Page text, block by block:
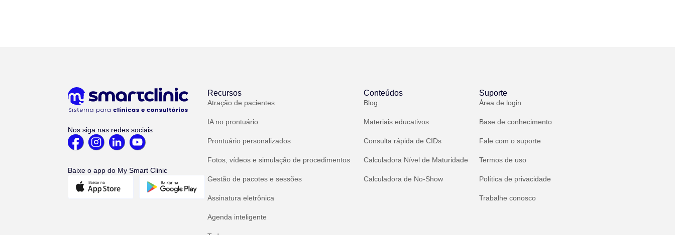
Nos siga nas redes sociais
Baixe o app do My Smart Clinic
Recursos
Atração de pacientes
IA no prontuário
Prontuário personalizados
Fotos, vídeos e simulação de procedimentos
Gestão de pacotes e sessões
Assinatura eletrônica
Agenda inteligente
Conteúdos
Blog
Materiais educativos
Consulta rápida de CIDs
Calculadora Nível de Maturidade
Calculadora de No-Show
Suporte
Área de login
Base de conhecimento
Fale com o suporte
Termos de uso
Política de privacidade
Trabalhe conosco